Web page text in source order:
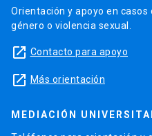
Orientación y apoyo en
género o violencia sexual.
launch Contacto para apoyo
launch Más orientación
MEDIACIÓN